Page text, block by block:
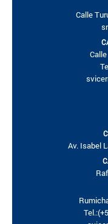
Calle
Av. Isabel